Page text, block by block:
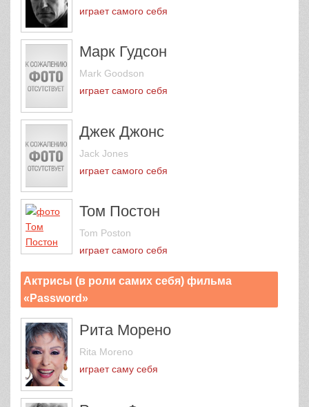
играет самого себя
Марк Гудсон
Mark Goodson
играет самого себя
Джек Джонс
Jack Jones
играет самого себя
Том Постон
Tom Poston
играет самого себя
Актрисы (в роли самих себя) фильма
«Password»
Рита Морено
Rita Moreno
играет саму себя